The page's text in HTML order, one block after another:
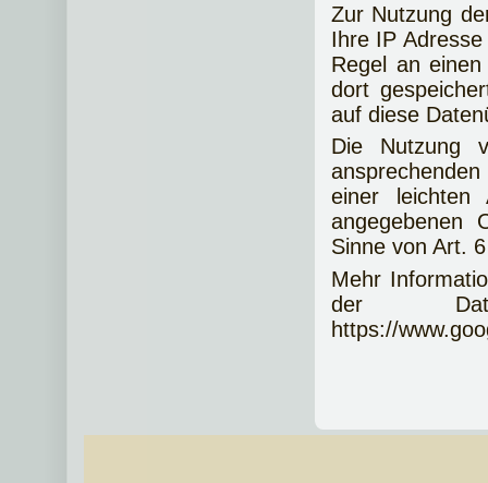
Zur Nutzung
Ihre IP
Regel an
dort
auf diese
Die Nutzung
einer leichten
angegebenen
Sinne von Art.
Mehr
der
https://